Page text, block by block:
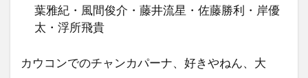
葉雅紀・風間俊介・藤井流星・佐藤勝利・岸優
太・浮所飛貴
カウコンでのチャンカパーナ、好きやねん、大